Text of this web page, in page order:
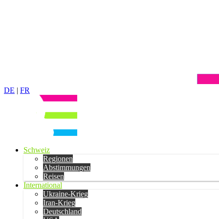
DE | FR
Schweiz
Regionen
Abstimmungen
Reisen
International
Ukraine-Krieg
Iran-Krieg
Deutschland